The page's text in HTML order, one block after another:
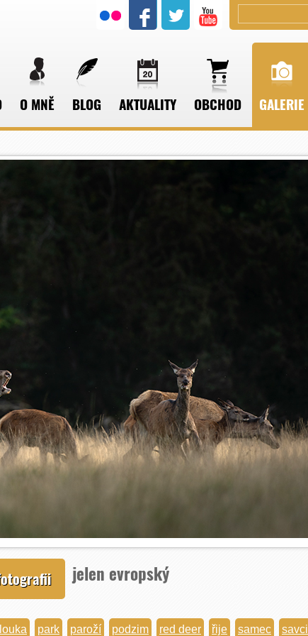
O MNĚ BLOG AKTUALITY OBCHOD GALERIE
jelen evropský
louka park paroží podzim red deer řije samec savci